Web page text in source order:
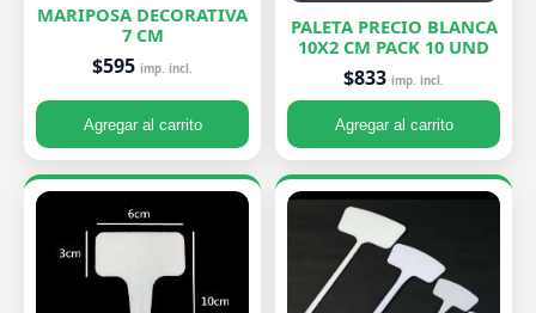
MARIPOSA DECORATIVA
7 CM
$595 imp. incl.
Agregar al carrito
PALETA PRECIO BLANCA
10X2 CM PACK 10 UND
$833 imp. incl.
Agregar al carrito